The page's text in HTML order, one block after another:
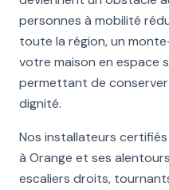
personnes à mobilité
toute la région, un
votre maison en espace
permettant de
dignité.
Nos installateurs
à Orange et ses
escaliers droits,